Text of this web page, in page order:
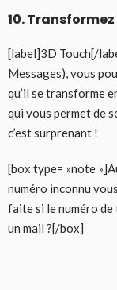
10.
[label]3D Touch[/
Messages), vous
qu’il se transforme
qui vous permet de
c’est surprenant !
[box type= »note
numéro inconnu
faite si le numéro de
un mail ?[/box]